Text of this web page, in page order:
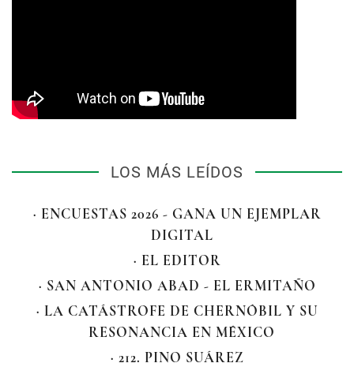
LOS MÁS LEÍDOS
· ENCUESTAS 2026 - GANA UN EJEMPLAR
DIGITAL
· EL EDITOR
· SAN ANTONIO ABAD - EL ERMITAÑO
· LA CATÁSTROFE DE CHERNÓBIL Y SU
RESONANCIA EN MÉXICO
· 212. PINO SUÁREZ